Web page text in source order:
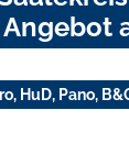
HuD, Pano,